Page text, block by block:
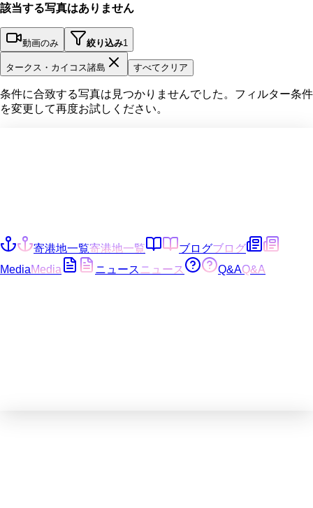
該当する写真はありません
動画のみ 絞り込み1
タークス・カイコス諸島 すべてクリア
条件に合致する写真は見つかりませんでした。フィルター条件
を変更して再度お試しください。
寄港地一覧寄港地一覧 ブログブログ
MediaMedia ニュース ニュース Q&AQ&A